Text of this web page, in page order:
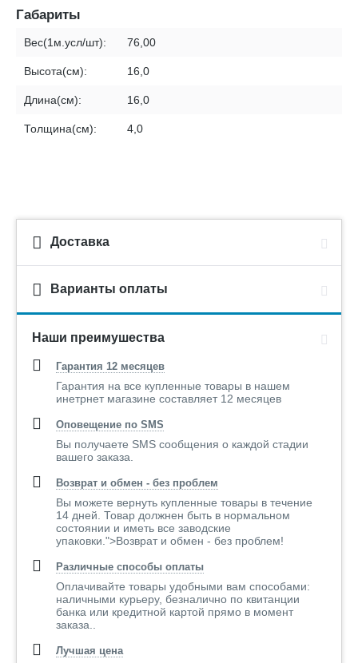
Габариты
Вес(1м.усл/шт): 76,00
Высота(см): 16,0
Длина(см): 16,0
Толщина(см): 4,0
Доставка
Варианты оплаты
Наши преимушества
Гарантия 12 месяцев
Гарантия на все купленные товары в нашем
инетрнет магазине составляет 12 месяцев
Оповещение по SMS
Вы получаете SMS сообщения о каждой стадии
вашего заказа.
Возврат и обмен - без проблем
Вы можете вернуть купленные товары в течение
14 дней. Товар должнен быть в нормальном
состоянии и иметь все заводские
упаковки.">Возврат и обмен - без проблем!
Различные способы оплаты
Оплачивайте товары удобными вам способами:
наличными курьеру, безналично по квитанции
банка или кредитной картой прямо в момент
заказа..
Лучшая цена